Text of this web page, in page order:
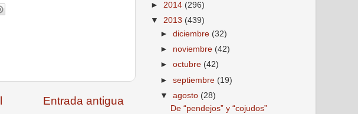
Entrada antigua
► 2014 (296)
▼ 2013 (439)
►diciembre (32)
► noviembre (42)
►octubre (42)
►septiembre (19)
▼agosto (28)
De “pendejos” y “cojudos”